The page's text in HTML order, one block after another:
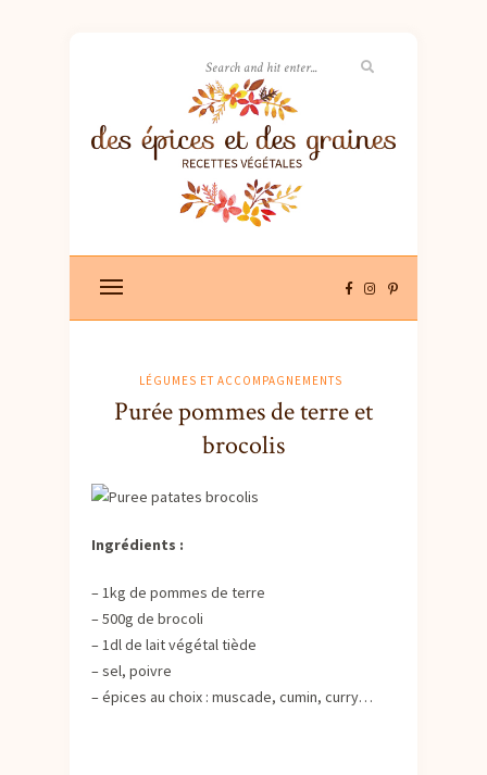
LÉGUMES ET ACCOMPAGNEMENTS
Purée pommes de terre et
brocolis
Ingrédients :
– 1kg de pommes de terre
– 500g de brocoli
– 1dl de lait végétal tiède
– sel, poivre
– épices au choix : muscade, cumin, curry…